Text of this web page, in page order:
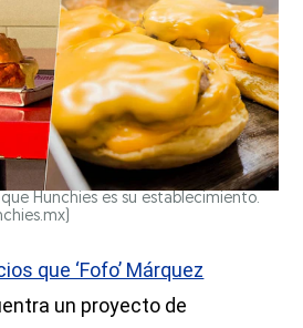
Hunchies es su establecimiento.
que ‘Fofo’ Márquez
un proyecto de